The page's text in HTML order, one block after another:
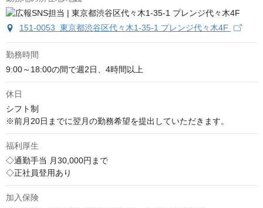
151-0053 東京都渋谷区代々木1-35-1 プレンジ代々木4F
勤務時間
9:00～18:00の間で週2日、4時間以上
休日
シフト制
※前月20日までに翌月の勤務希望を提出していただきます。
福利厚生
◇通勤手当 月30,000円まで
◇正社員登用あり
加入保険